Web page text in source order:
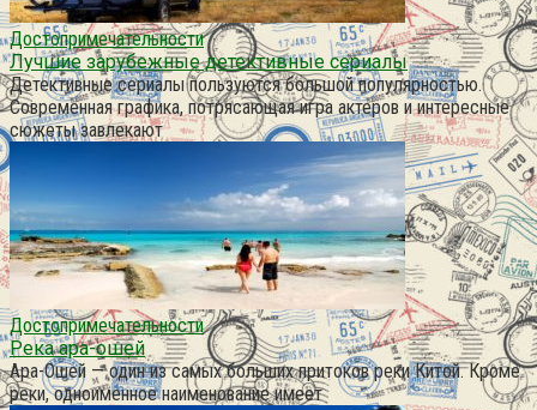
Достопримечательности
Лучшие зарубежные детективные сериалы
Детективные сериалы пользуются большой популярностью.
Современная графика, потрясающая игра актеров и интересные
сюжеты завлекают
Достопримечательности
Река ара-ошей
Ара-Ошей — один из самых больших притоков реки Китой. Кроме
реки, одноименное наименование имеет